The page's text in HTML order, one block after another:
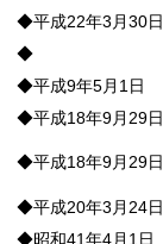
◆平成22年3月30日
◆
◆平成9年5月1日
◆平成18年9月29日
◆平成18年9月29日
◆平成20年3月24日
◆昭和41年4月1日